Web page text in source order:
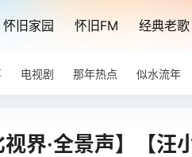
怀旧家园 怀旧FM 经典老歌
电视剧 那年热点 似水流年
视界·全景声】【